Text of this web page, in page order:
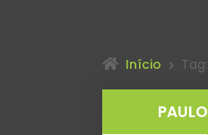
Início